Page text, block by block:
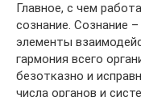
Главное, с чем
сознание. Сознание
элементы
гармония всего
безотказно и
числа органов и